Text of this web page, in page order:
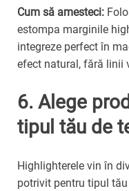
Cum să amesteci:
estompa marginile
integreze perfect în
efect natural, fără linii
6. Alege
tipul tău de
Highlighterele vin în
potrivit pentru tipul